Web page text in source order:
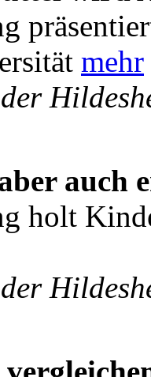
mehr
auch
holt